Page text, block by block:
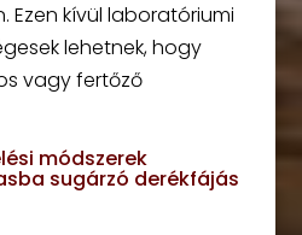
kívül laboratóriumi
lehetnek, hogy
vagy fertőző
módszerek
sugárzó derékfájás